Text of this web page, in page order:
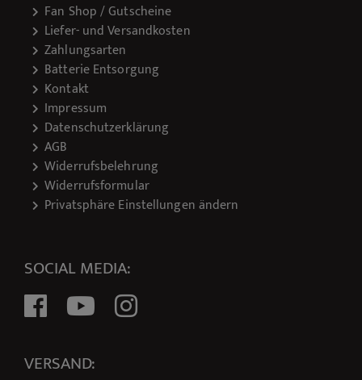
SOCIAL MEDIA:
VERSAND:
Fan Shop / Gutscheine
Liefer- und Versandkosten
Zahlungsarten
Batterie Entsorgung
Kontakt
Impressum
Datenschutzerklärung
AGB
Widerrufsbelehrung
Widerrufsformular
Privatsphäre Einstellungen ändern